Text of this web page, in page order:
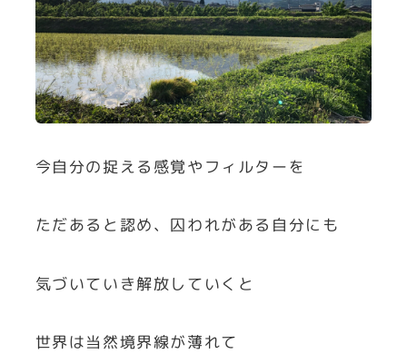
今自分の捉える感覚やフィルターを
ただあると認め、囚われがある自分にも
気づいていき解放していくと
世界は当然境界線が薄れて